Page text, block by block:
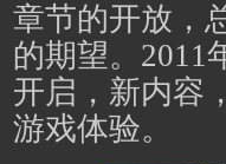
章节的开放，
的期望。2011
开启，新内容
游戏体验。